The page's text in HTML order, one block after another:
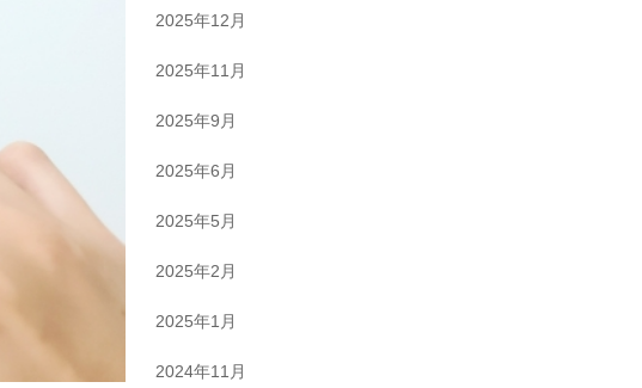
2025年12月
2025年11月
2025年9月
2025年6月
2025年5月
2025年2月
2025年1月
2024年11月